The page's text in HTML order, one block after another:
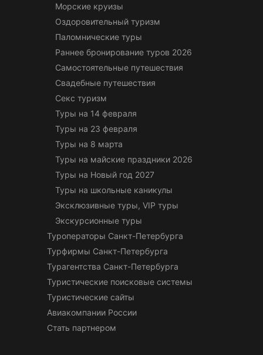
Морские круизы
Оздоровительный туризм
Паломнические туры
Раннее бронирование туров 2026
Самостоятельные путешествия
Свадебные путешествия
Секс туризм
Туры на 14 февраля
Туры на 23 февраля
Туры на 8 марта
Туры на майские праздники 2026
Туры на Новый год 2027
Туры на школьные каникулы
Эксклюзивные туры, VIP туры
Экскурсионные туры
Туроператоры Санкт-Петербурга
Турфирмы Санкт-Петербурга
Турагентства Санкт-Петербурга
Туристические поисковые системы
Туристические сайты
Авиакомпании России
Стать партнером